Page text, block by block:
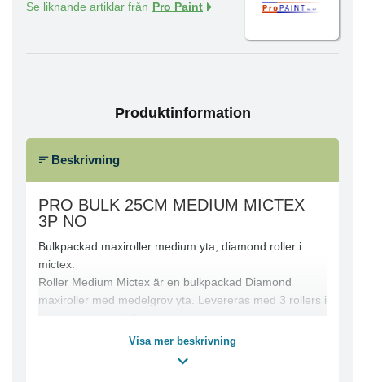
Se liknande artiklar från Pro Paint
Produktinformation
Beskrivning
PRO BULK 25CM MEDIUM MICTEX
3P NO
Bulkpackad maxiroller medium yta, diamond roller i
mictex.
Roller Medium Mictex är en bulkpackad Diamond
maxiroller med medelgrov yta. Levereras med 3 rollers i
Mäster Diamond for best results.
Visa mer beskrivning